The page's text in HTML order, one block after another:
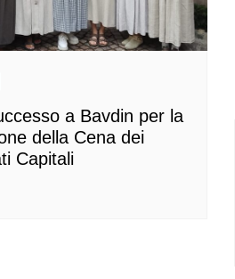
a Bavdin per la
della Cena dei
Capitali